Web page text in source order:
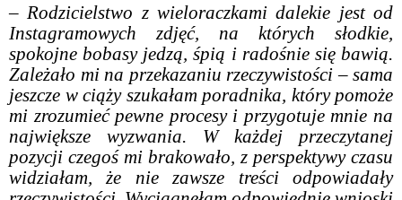
– Rodzicielstwo z wieloraczkami dalekie jest od
Instagramowych zdjęć, na których słodkie,
spokojne bobasy jedzą, śpią i radośnie się bawią.
Zależało mi na przekazaniu rzeczywistości – sama
jeszcze w ciąży szukałam poradnika, który pomoże
mi zrozumieć pewne procesy i przygotuje mnie na
największe wyzwania. W każdej przeczytanej
pozycji czegoś mi brakowało, z perspektywy czasu
widziałam, że nie zawsze treści odpowiadały